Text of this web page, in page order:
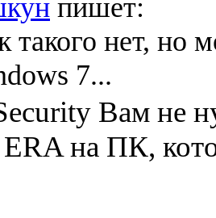
пишет:
такого нет, но
7...
Вам не
на ПК,